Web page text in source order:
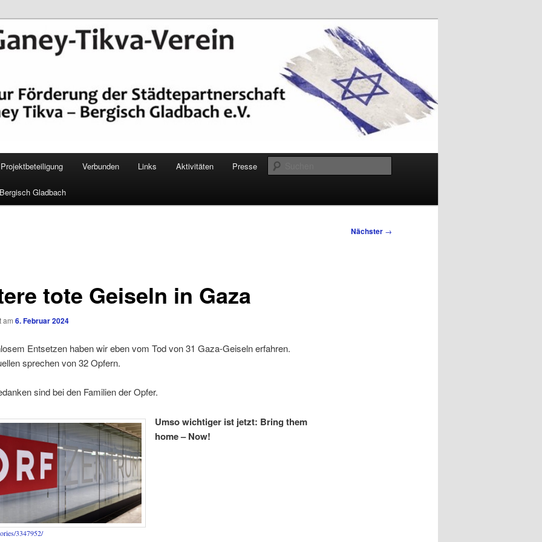
Bergisch Gladbach
Ganey Tikva – Bergisch Gladbach e. V.
Projektbeteiligung Verbunden Links Aktivitäten Presse
Gladbach
Nächster →
tote Geiseln in Gaza
am 6. Februar 2024
Entsetzen haben wir eben vom Tod von 31 Gaza-Geiseln erfahren.
sprechen von 32 Opfern.
sind bei den Familien der Opfer.
3347952/
Umso wichtiger ist jetzt: Bring them
home – Now!